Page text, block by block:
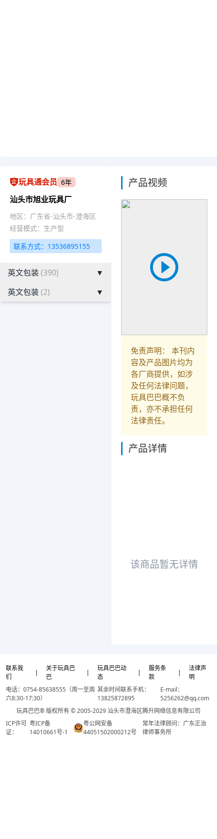
玩具通会员 6年
汕头市旭业玩具厂
地区：广东省-汕头市-澄海区
经营模式：生产型
联系方式：13536895155
英文包装(390)
▼
英文包装(2) ▼
产品视频
免责声明： 本刊内
容及产品图片均为
各厂商提供，如涉
及任何法律问题，
玩具巴巴概不负
责，亦不承担任何
法律责任。
产品详情
该商品暂无详情
联系我
们
|
关于玩具巴
巴
|
玩具巴巴动
态
|
服务条
款
|
法律声
明
电话：0754-85638555（周一至周
六8:30-17:30）
其余时间联系手机：
13825872895
E-mail：
5256262@qq.com
玩具巴巴® 版权所有 © 2005-2029 汕头市澄海区腾升网络信息有限公司
ICP许可
证：
粤ICP备
14010661号-1
粤公网安备
44051502000212号
常年法律顾问：广东正治
律师事务所